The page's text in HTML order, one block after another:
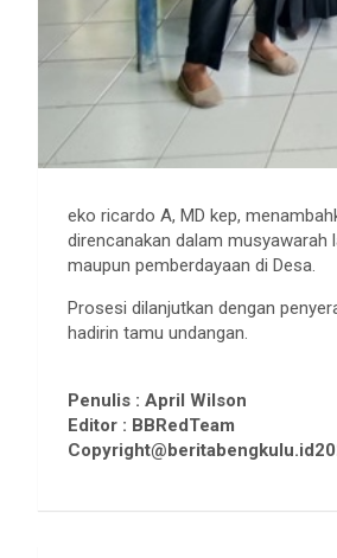
eko ricardo A, MD kep,
direncanakan dalam
maupun pemberdayaan di Desa.
Prosesi dilanjutkan dengan
hadirin tamu undangan.
Penulis : April Wilson
Editor : BBRedTeam